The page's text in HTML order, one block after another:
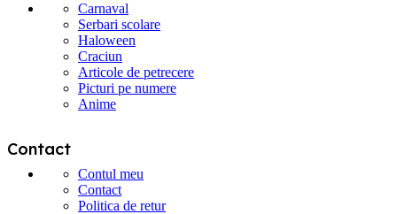
Carnaval
Serbari scolare
Haloween
Craciun
Articole de petrecere
Picturi pe numere
Anime
Contact
Contul meu
Contact
Politica de retur